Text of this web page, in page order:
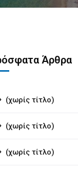
Άρθρα
(χωρίς τίτλο)
(χωρίς τίτλο)
(χωρίς τίτλο)